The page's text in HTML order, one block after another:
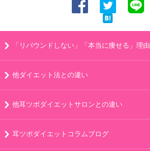
「リバウンドしない」「本当に痩せる」理由
他ダイエット法との違い
他耳ツボダイエットサロンとの違い
耳ツボダイエットコラムブログ